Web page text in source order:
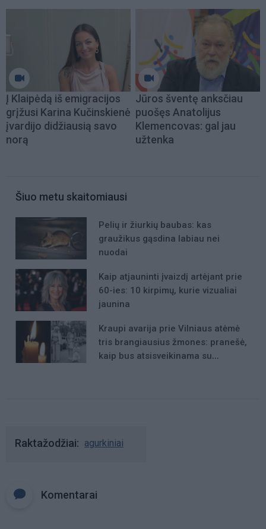
Į Klaipėdą iš emigracijos
grįžusi Karina Kučinskienė
įvardijo didžiausią savo
norą
Jūros šventę anksčiau
puošęs Anatolijus
Klemencovas: gal jau
užtenka
Šiuo metu skaitomiausi
Pelių ir žiurkių baubas: kas
graužikus gąsdina labiau nei
nuodai
Kaip atjauninti įvaizdį artėjant prie
60-ies: 10 kirpimų, kurie vizualiai
jaunina
Kraupi avarija prie Vilniaus atėmė
tris brangiausius žmones: pranešė,
kaip bus atsisveikinama su
Raktažodžiai agurkiniai
Komentarai